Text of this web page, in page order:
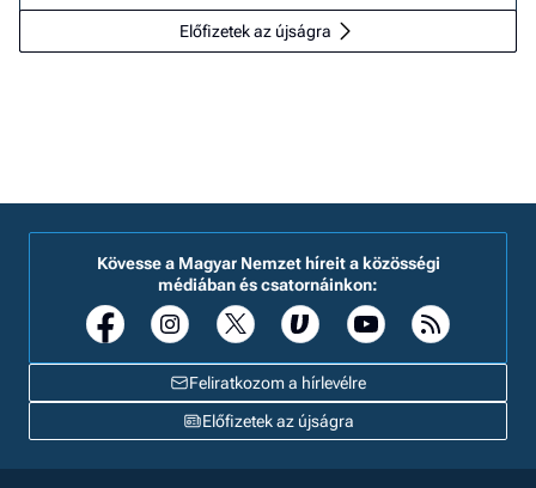
Előfizetek az újságra
Feliratkozom a hírlevélre
Kövesse a Magyar Nemzet híreit a közösségi
médiában és csatornáinkon:
Előfizetek az újságra